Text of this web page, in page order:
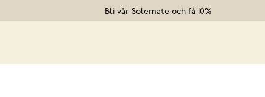
Bli vår Solemate och få 10%